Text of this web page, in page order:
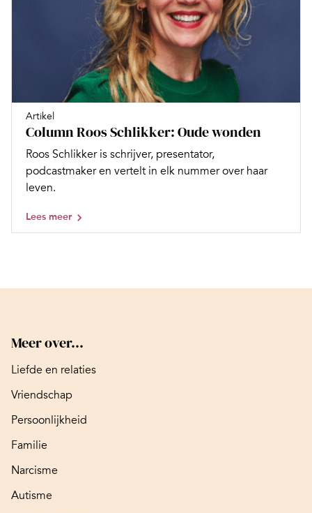
Artikel
Column Roos Schlikker: Oude wonden
Roos Schlikker is schrijver, presentator,
podcastmaker en vertelt in elk nummer over haar
leven.
Lees meer
Meer over...
Liefde en relaties
Vriendschap
Persoonlijkheid
Familie
Narcisme
Autisme